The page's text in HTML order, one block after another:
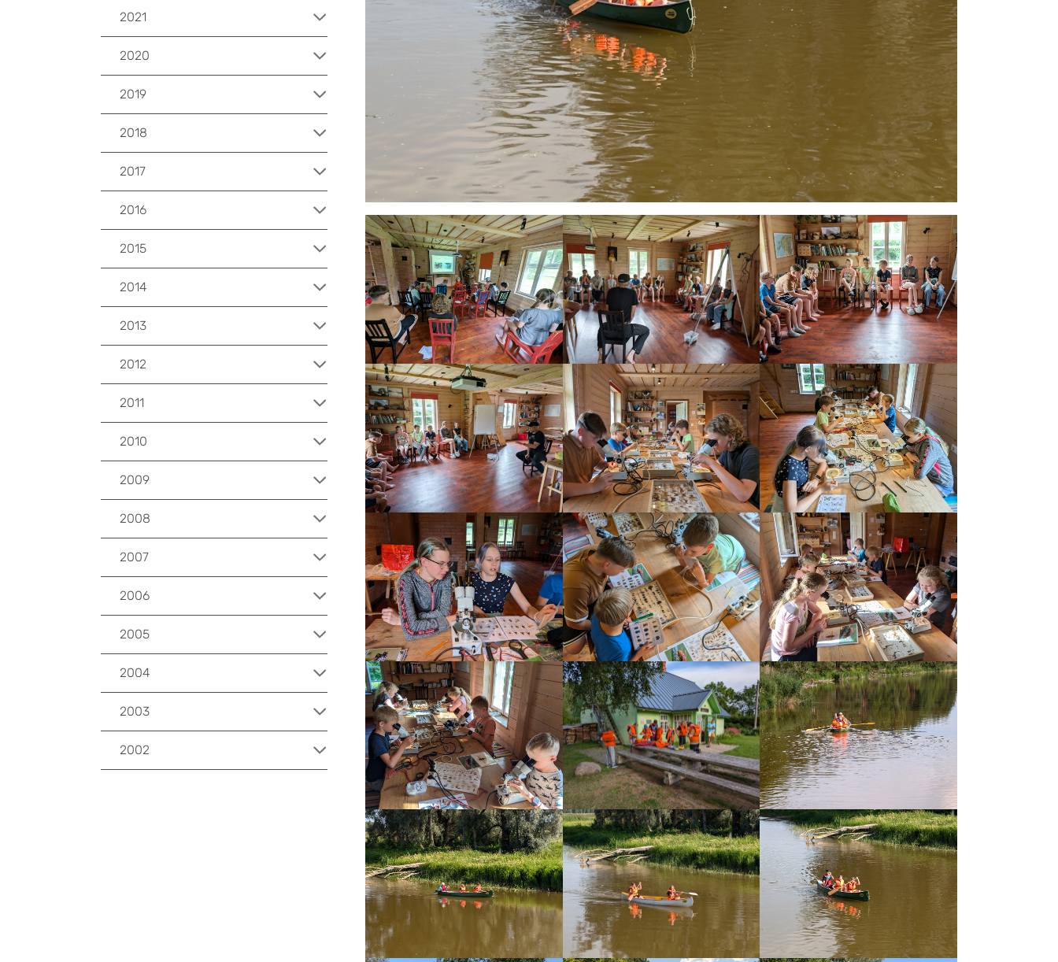
2021
2020
2019
2018
2017
2016
2015
2014
2013
2012
2011
2010
2009
2008
2007
2006
2005
2004
2003
2002